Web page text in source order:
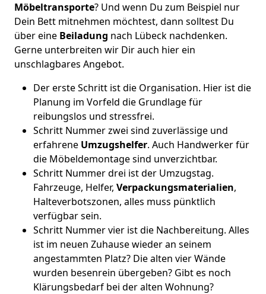
Möbeltransporte? Und wenn Du zum Beispiel nur
Dein Bett mitnehmen möchtest, dann solltest Du
über eine Beiladung nach Lübeck nachdenken.
Gerne unterbreiten wir Dir auch hier ein
unschlagbares Angebot.
Der erste Schritt ist die Organisation. Hier ist die
Planung im Vorfeld die Grundlage für
reibungslos und stressfrei.
Schritt Nummer zwei sind zuverlässige und
erfahrene Umzugshelfer. Auch Handwerker für
die Möbeldemontage sind unverzichtbar.
Schritt Nummer drei ist der Umzugstag.
Fahrzeuge, Helfer, Verpackungsmaterialien,
Halteverbotszonen, alles muss pünktlich
verfügbar sein.
Schritt Nummer vier ist die Nachbereitung. Alles
ist im neuen Zuhause wieder an seinem
angestammten Platz? Die alten vier Wände
wurden besenrein übergeben? Gibt es noch
Klärungsbedarf bei der alten Wohnung?